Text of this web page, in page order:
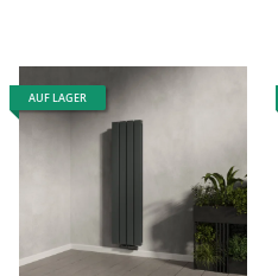
AUF LAGER